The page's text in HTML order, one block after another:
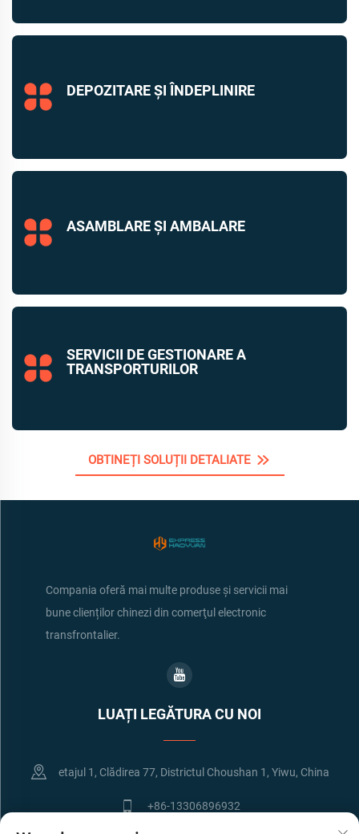
DEPOZITARE ȘI ÎNDEPLINIRE
ASAMBLARE ȘI AMBALARE
SERVICII DE GESTIONARE A
TRANSPORTURILOR
OBTINEȚI SOLUȚII DETALIATE
Compania oferă mai multe produse și servicii mai
bune clienților chinezi din comerţul electronic
transfrontalier.
LUAȚI LEGĂTURA CU NOI
etajul 1, Clădirea 77, Districtul Choushan 1, Yiwu, China
+86-13306896932